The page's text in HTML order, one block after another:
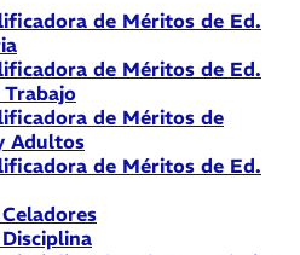
de Méritos de Ed.
de Méritos de Ed.
Trabajo
de Méritos de
Adultos
de Méritos de Ed.